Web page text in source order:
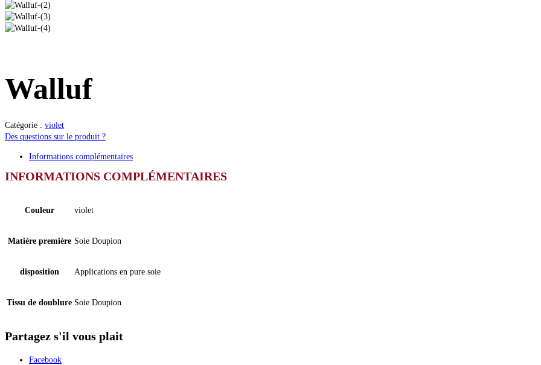
Walluf
Catégorie : violet
Des questions sur le produit ?
Informations complémentaires
INFORMATIONS COMPLÉMENTAIRES
Couleur violet
Matière première Soie Doupion
disposition Applications en pure soie
Tissu de doublure Soie Doupion
Partagez s'il vous plait
Facebook